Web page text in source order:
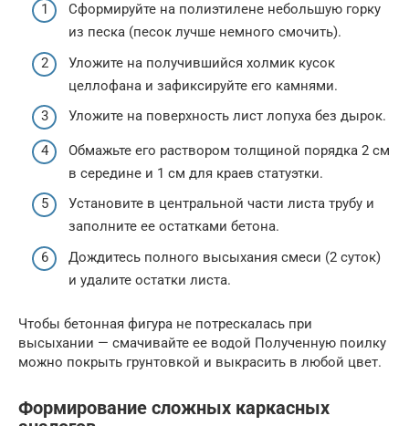
Сформируйте на полиэтилене небольшую горку
из песка (песок лучше немного смочить).
Уложите на получившийся холмик кусок
целлофана и зафиксируйте его камнями.
Уложите на поверхность лист лопуха без дырок.
Обмажьте его раствором толщиной порядка 2 см
в середине и 1 см для краев статуэтки.
Установите в центральной части листа трубу и
заполните ее остатками бетона.
Дождитесь полного высыхания смеси (2 суток)
и удалите остатки листа.
Чтобы бетонная фигура не потрескалась при
высыхании — смачивайте ее водой Полученную поилку
можно покрыть грунтовкой и выкрасить в любой цвет.
Формирование сложных каркасных